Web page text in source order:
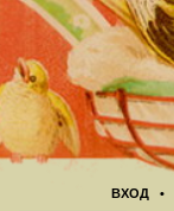
ВХОД•